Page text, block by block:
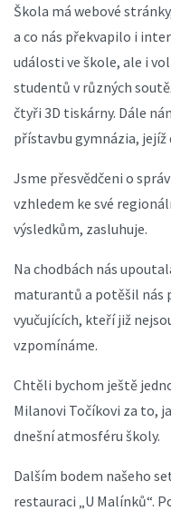
Škola má webové
a co nás překvapilo i
události ve škole, ale i
studentů v různých
čtyři 3D tiskárny. Dále
přístavbu gymnázia, jejíž
Jsme přesvědčeni o
vzhledem ke své
výsledkům, zasluhuje.
Na chodbách nás
maturantů a potěšil nás
vyučujících, kteří již
vzpomínáme.
Chtěli bychom ještě
Milanovi Točíkovi za to,
dnešní atmosféru školy.
Dalším bodem našeho
restauraci „U Malínků“.